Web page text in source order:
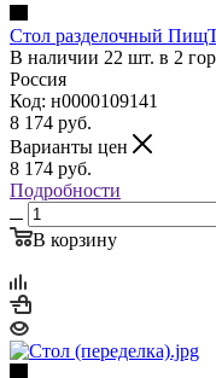
Стол разделочный
В наличии 22 шт. в 2
Россия
Код: н0000109141
8 174 руб.
Варианты цен
8 174 руб.
Подробности
В корзину